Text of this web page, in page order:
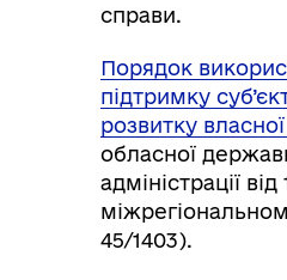
справи.
Порядок
підтримку
розвитку
обласної
адміністрації
45/1403).